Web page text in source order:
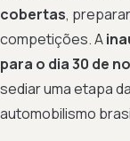
cobertas,
competições. A
para o dia 30 de
sediar uma etapa da
automobilismo